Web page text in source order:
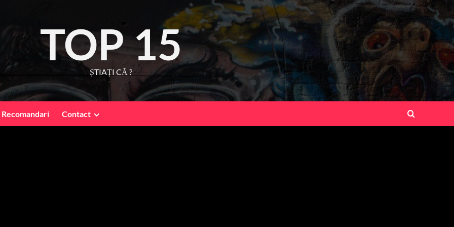
TOP 15
ȘTIAȚI CĂ ?
Recomandari Contact